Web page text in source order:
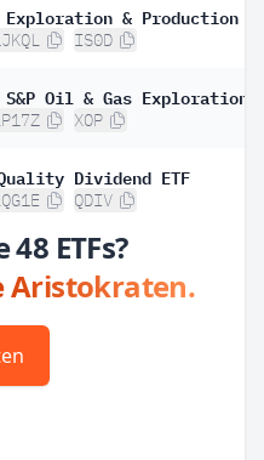
IS0D
XOP
Dividend ETF
QDIV
ETFs?
Aristokraten.